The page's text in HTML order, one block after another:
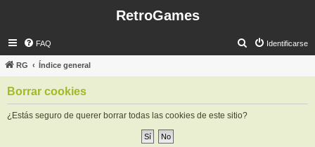
RetroGames
FAQ Identificarse
s
RG Índice general
Borrar cookies
¿Estás seguro de querer borrar todas las cookies de este sitio?